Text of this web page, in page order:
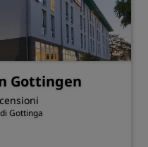
Gottingen
Gottinga